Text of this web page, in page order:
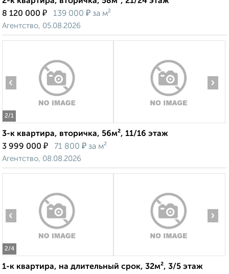
8 120 000 ₽ 139 000 ₽ за м²
Агентство, 05.08.2026
2/1
‹ ›
3-к квартира, вторичка, 56м², 11/16 этаж
3 999 000 ₽ 71 800 ₽ за м²
Агентство, 08.08.2026
2/4
‹ ›
1-к квартира, на длительный срок, 32м², 3/5 этаж